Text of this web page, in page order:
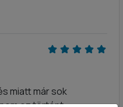
miatt már sok